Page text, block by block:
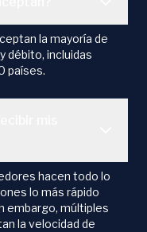
la mayoría de
débito, incluidas
países.
hacen todo lo
lo más rápido
embargo, múltiples
la velocidad de